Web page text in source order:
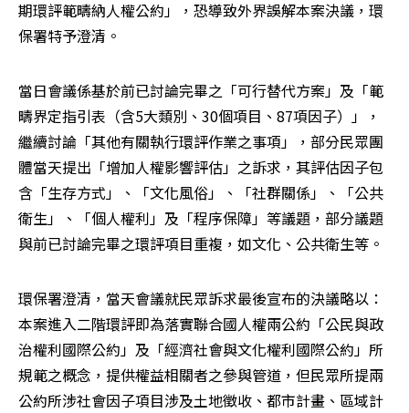
期環評範疇納人權公約」，恐導致外界誤解本案決議，環
保署特予澄清。
當日會議係基於前已討論完畢之「可行替代方案」及「範
疇界定指引表（含5大類別、30個項目、87項因子）」，
繼續討論「其他有關執行環評作業之事項」，部分民眾團
體當天提出「增加人權影響評估」之訴求，其評估因子包
含「生存方式」、「文化風俗」、「社群關係」、「公共
衛生」、「個人權利」及「程序保障」等議題，部分議題
與前已討論完畢之環評項目重複，如文化、公共衛生等。
環保署澄清，當天會議就民眾訴求最後宣布的決議略以：
本案進入二階環評即為落實聯合國人權兩公約「公民與政
治權利國際公約」及「經濟社會與文化權利國際公約」所
規範之概念，提供權益相關者之參與管道，但民眾所提兩
公約所涉社會因子項目涉及土地徵收、都市計畫、區域計